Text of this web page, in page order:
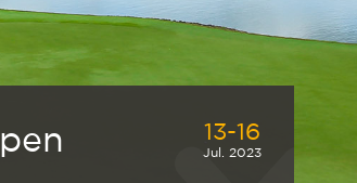
13-16
Jul. 2023